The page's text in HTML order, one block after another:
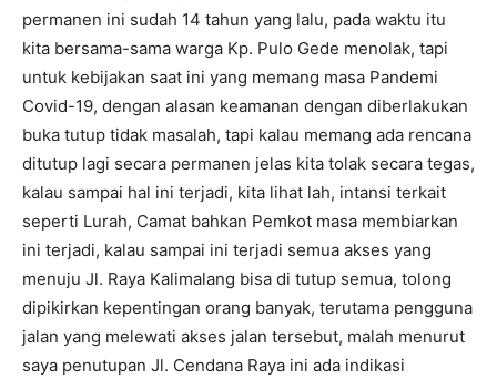
permanen ini sudah 14 tahun yang lalu, pada waktu itu
kita bersama-sama warga Kp. Pulo Gede menolak, tapi
untuk kebijakan saat ini yang memang masa Pandemi
Covid-19, dengan alasan keamanan dengan diberlakukan
buka tutup tidak masalah, tapi kalau memang ada rencana
ditutup lagi secara permanen jelas kita tolak secara tegas,
kalau sampai hal ini terjadi, kita lihat lah, intansi terkait
seperti Lurah, Camat bahkan Pemkot masa membiarkan
ini terjadi, kalau sampai ini terjadi semua akses yang
menuju Jl. Raya Kalimalang bisa di tutup semua, tolong
dipikirkan kepentingan orang banyak, terutama pengguna
jalan yang melewati akses jalan tersebut, malah menurut
saya penutupan Jl. Cendana Raya ini ada indikasi